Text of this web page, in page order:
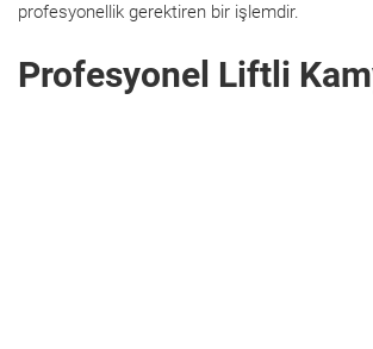
profesyonellik gerektiren bir işlemdir.
Profesyonel Liftli